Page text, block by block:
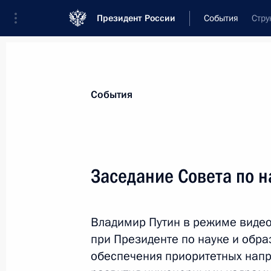
Президент России События
Новости
Послания Федеральному Собранию
Совещания, заседания, рабочие встречи
Речи и обращения
События
Заседание Совета по
Владимир Путин в режиме
при Президенте по науке и
обеспечения приоритетных